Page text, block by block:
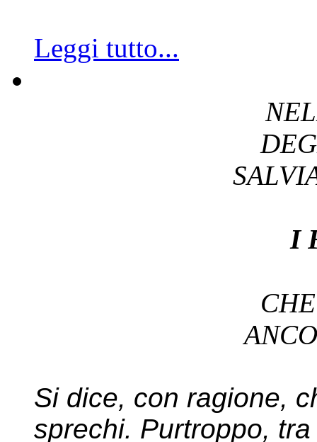
Leggi tutto...
I
Si dice, con ragione,
sprechi. Purtroppo,